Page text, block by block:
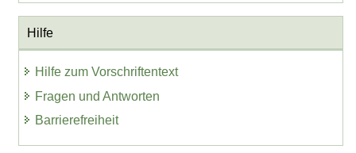
Hilfe
Hilfe zum Vorschriftentext
Fragen und Antworten
Barrierefreiheit